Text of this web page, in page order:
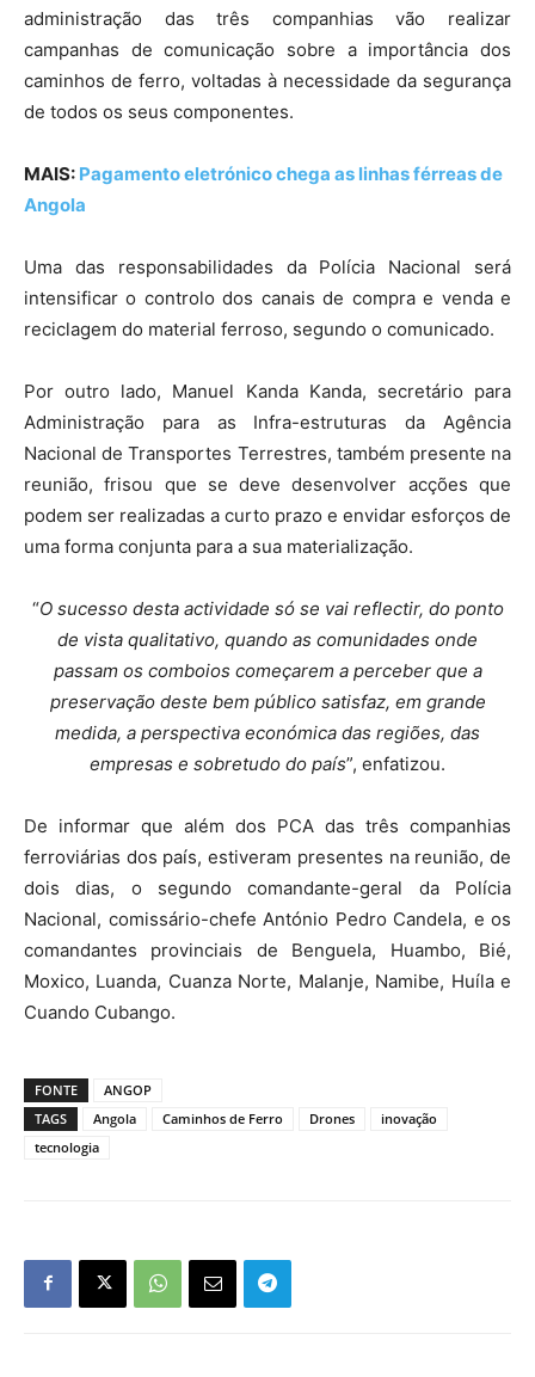
administração das três companhias vão realizar
campanhas de comunicação sobre a importância dos
caminhos de ferro, voltadas à necessidade da segurança
de todos os seus componentes.
MAIS: Pagamento eletrónico chega as linhas férreas de
Angola
Uma das responsabilidades da Polícia Nacional será
intensificar o controlo dos canais de compra e venda e
reciclagem do material ferroso, segundo o comunicado.
Por outro lado, Manuel Kanda Kanda, secretário para
Administração para as Infra-estruturas da Agência
Nacional de Transportes Terrestres, também presente na
reunião, frisou que se deve desenvolver acções que
podem ser realizadas a curto prazo e envidar esforços de
uma forma conjunta para a sua materialização.
“O sucesso desta actividade só se vai reflectir, do ponto
de vista qualitativo, quando as comunidades onde
passam os comboios começarem a perceber que a
preservação deste bem público satisfaz, em grande
medida, a perspectiva económica das regiões, das
empresas e sobretudo do país”, enfatizou.
De informar que além dos PCA das três companhias
ferroviárias dos país, estiveram presentes na reunião, de
dois dias, o segundo comandante-geral da Polícia
Nacional, comissário-chefe António Pedro Candela, e os
comandantes provinciais de Benguela, Huambo, Bié,
Moxico, Luanda, Cuanza Norte, Malanje, Namibe, Huíla e
Cuando Cubango.
FONTE
ANGOP
TAGS
Angola Caminhos de Ferro Drones
inovação
tecnologia